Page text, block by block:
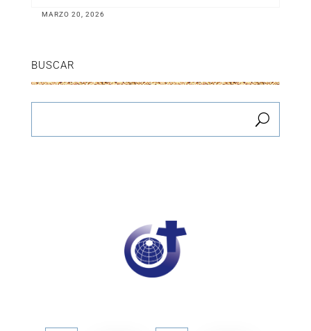
MARZO 20, 2026
BUSCAR